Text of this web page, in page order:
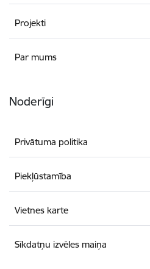
Projekti
Par mums
Noderīgi
Privātuma politika
Piekļūstamība
Vietnes karte
Sīkdatņu izvēles maiņa